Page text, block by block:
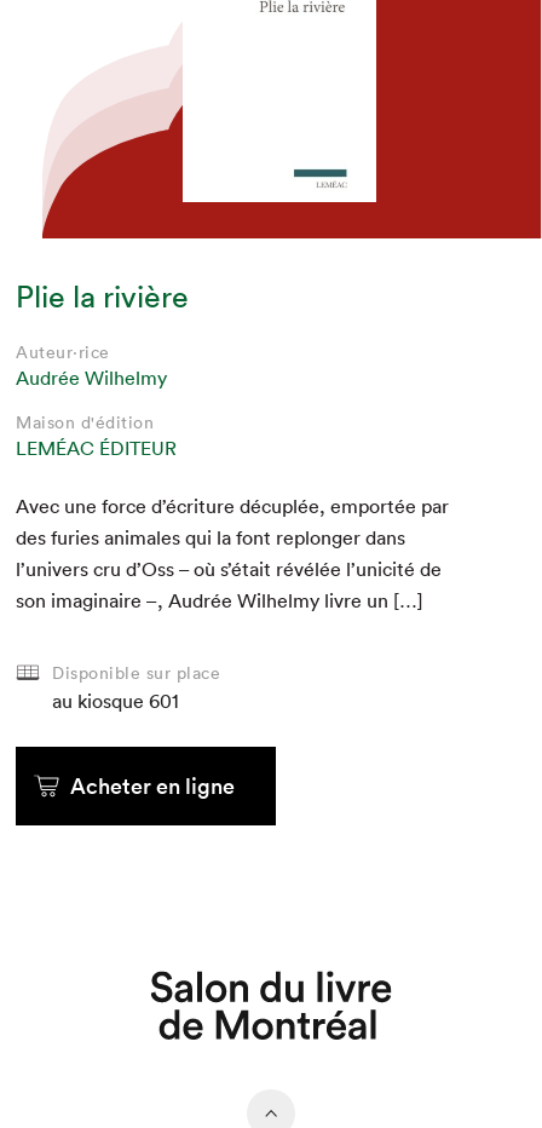
Plie la rivière
Auteur·rice
Audrée Wilhelmy
Maison d'édition
LEMÉAC ÉDITEUR
Avec une force d’écriture décu­plée, emportée par
des furies ani­males qui la font rep­longer dans
l’univers cru d’Oss – où s’était révélée l’unicité de
son imag­i­naire –, Audrée Wil­helmy livre un […]
Disponible sur place
au kiosque 601
Acheter en ligne